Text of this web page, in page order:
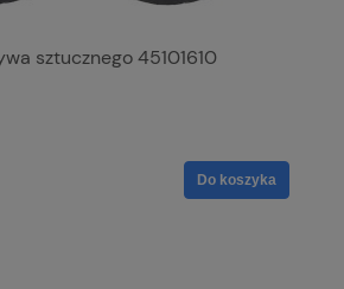
sztucznego 45101610
Do koszyka